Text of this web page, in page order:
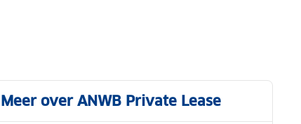
Meer over ANWB Private Lease